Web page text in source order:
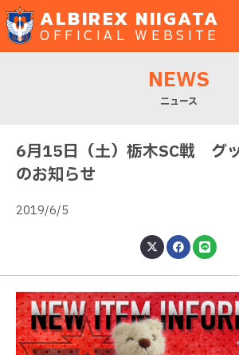
ALBIREX NIIGATA
OFFICIAL WEBSITE
NEWS
ニュース
6月15日（土）栃木SC戦 グ
のお知らせ
2019/6/5